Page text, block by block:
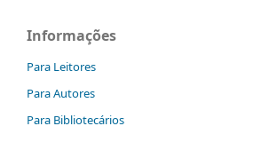
Informações
Para Leitores
Para Autores
Para Bibliotecários